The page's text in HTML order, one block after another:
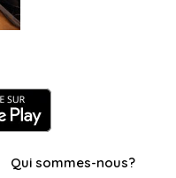
Qui sommes-nous?